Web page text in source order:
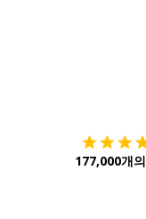
177,000개